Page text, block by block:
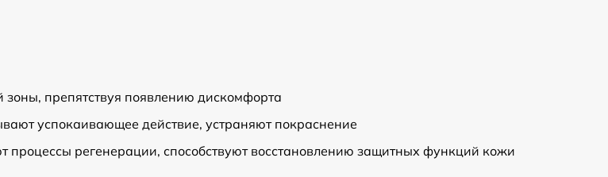
препятствуя появлению дискомфорта
успокаивающее действие, устраняют покраснение
процессы регенерации, способствуют восстановлению защитных функций кожи